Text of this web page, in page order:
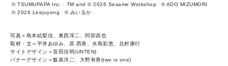
© TSUMUPAPA Inc.
TM and © 2026 Sesame Workshop
© ADO MIZUMORI
© 2026 Leejuyong
© みいるか
写真＝島本絵梨佳、奥西淳二、阿部昌也
取材・文＝平井あゆみ、原 西香、水島彩恵、北村康行
サイトデザイン＝音田佳明(UNTEN)
バナーデザイン＝飯泉洋二、大野有香(two is one)